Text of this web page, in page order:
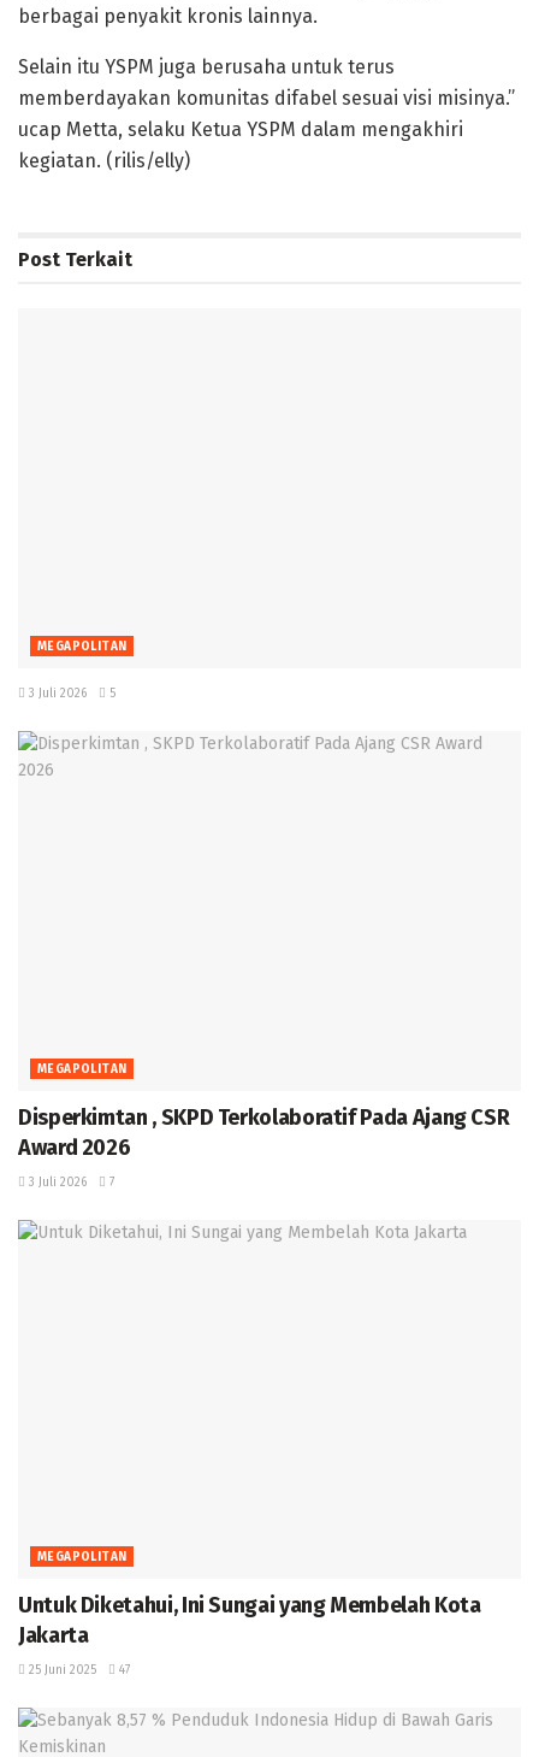
berbagai penyakit kronis lainnya.
Selain itu YSPM juga berusaha untuk terus
memberdayakan komunitas difabel sesuai visi misinya.”
ucap Metta, selaku Ketua YSPM dalam mengakhiri
kegiatan. (rilis/elly)
Post Terkait
MEGAPOLITAN
3 Juli 2026 5
MEGAPOLITAN
Disperkimtan , SKPD Terkolaboratif Pada Ajang CSR
Award 2026
3 Juli 2026 7
MEGAPOLITAN
Untuk Diketahui, Ini Sungai yang Membelah Kota
Jakarta
25 Juni 2025 47